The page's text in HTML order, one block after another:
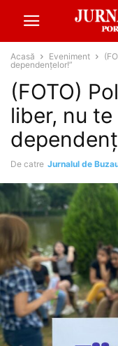
Acasă Eveniment
dependențelor!”
(FOTO)
liber, nu
De catre Jurnalul de